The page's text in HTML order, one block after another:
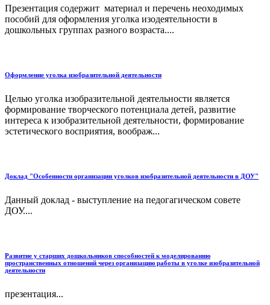
Презентация содержит материал и перечень неоходимых
пособий для оформления уголка изодеятельности в
дошкольных группах разного возраста....
Оформление уголка изобразительной деятельности
Целью уголка изобразительной деятельности является
формирование творческого потенциала детей, развитие
интереса к изобразительной деятельности, формирование
эстетического восприятия, воображ...
Доклад "Особенности организации уголков изобразительной деятельности в ДОУ"
Данный доклад - выступление на педогагическом совете
ДОУ....
Развитие у старших дошкольников способностей к моделированию
пространственных отношений через организацию работы в уголке изобразительной
деятельности
презентация...